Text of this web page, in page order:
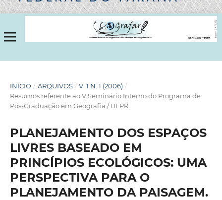
INÍCIO / ARQUIVOS / V. 1 N. 1 (2006) /
Resumos referente ao V Seminário Interno do Programa de
Pós-Graduação em Geografia / UFPR
PLANEJAMENTO DOS ESPAÇOS
LIVRES BASEADO EM
PRINCÍPIOS ECOLÓGICOS: UMA
PERSPECTIVA PARA O
PLANEJAMENTO DA PAISAGEM.